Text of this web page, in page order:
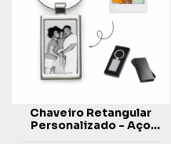
Chaveiro Retangular
Personalizado - Aço